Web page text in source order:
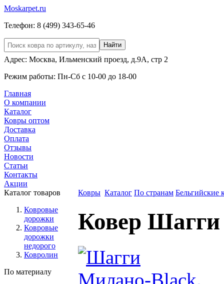
Moskarpet.ru
Телефон: 8 (499) 343-65-46
Менеджер:8 916 199-29-99
Адрес: Москва, Ильменский проезд, д.9А, стр 2
Режим работы: Пн-Сб с 10-00 до 18-00
Главная
О компании
Каталог
Ковры оптом
Доставка
Оплата
Отзывы
Новости
Статьи
Контакты
Акции
Каталог товаров
Ковровые
дорожки
Ковровые
дорожки
недорого
Ковролин
По материалу
Ковры Каталог По странам Бельгийские
Ковер